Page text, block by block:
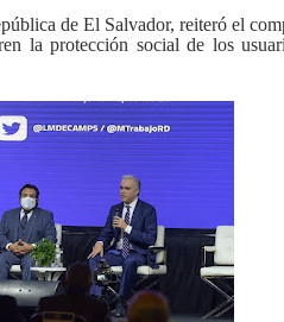
de El Salvador, reiteró el
la protección social de los